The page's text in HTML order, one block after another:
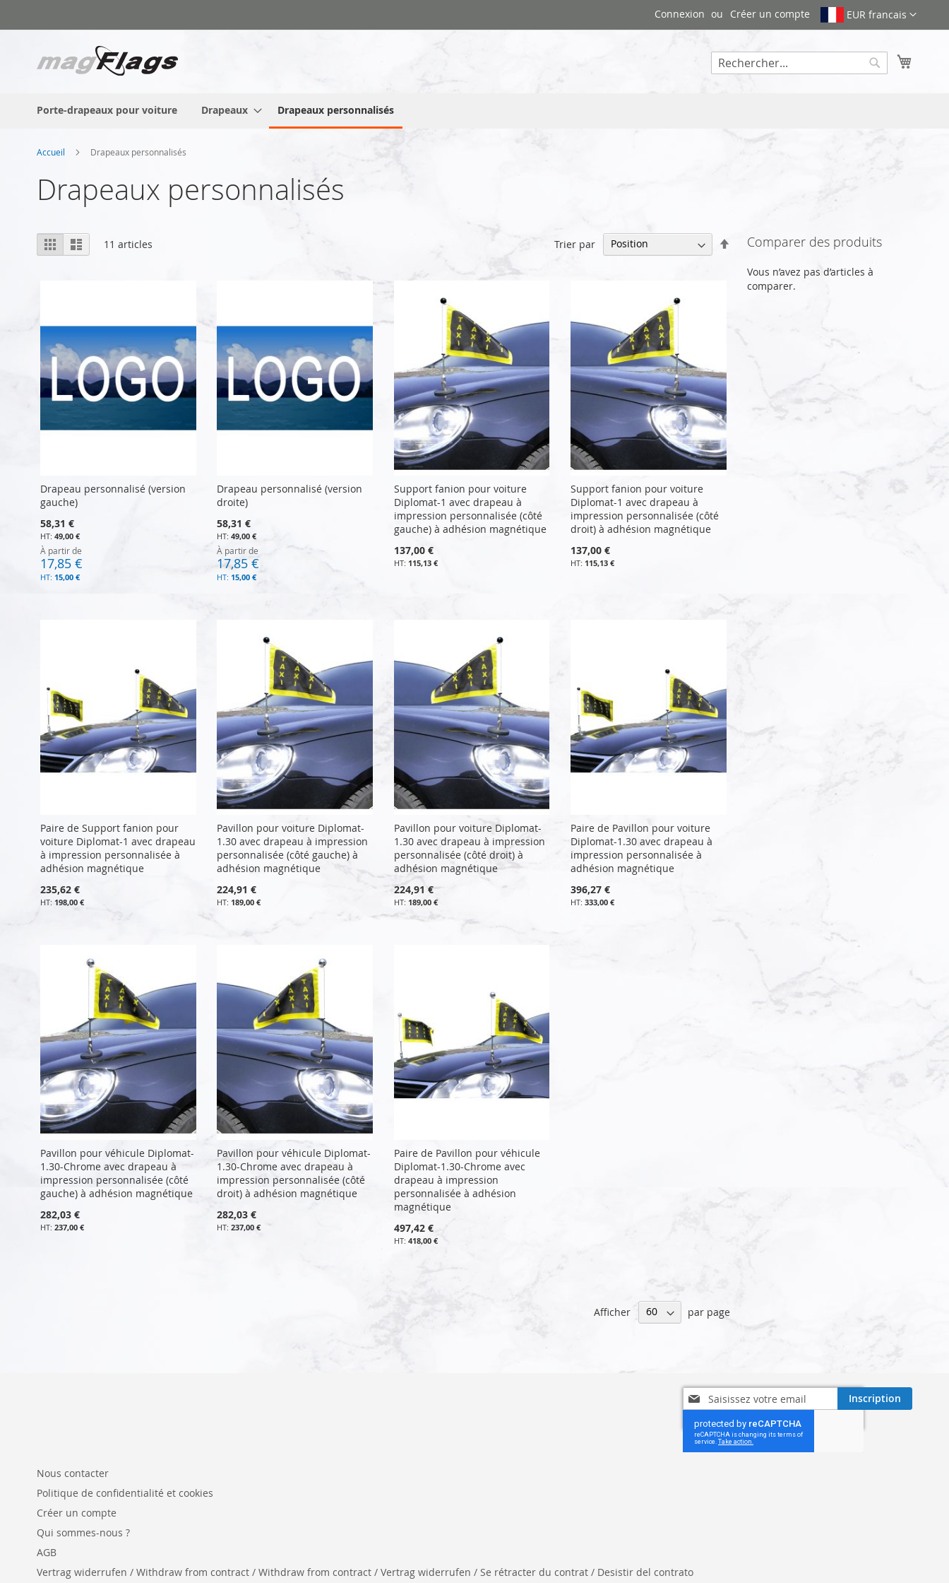
au
EUR francais
Connexion Créer un compte
Porte-drapeaux pour voiture Drapeaux Drapeaux personnalisés
Accueil Drapeaux personnalisés
Drapeaux personnalisés
Afficher
en
GrilleListe 11 articles Trier par
décroissant
Drapeau personnalisé (version
gauche)
58,31 €
49,00 €
À partir de
17,85 €
15,00 €
Drapeau personnalisé (version
droite)
58,31 €
49,00 €
À partir de
17,85 €
15,00 €
Support fanion pour voiture
Diplomat-1 avec drapeau à
impression personnalisée (côté
gauche) à adhésion magnétique
137,00 €
115,13 €
Support fanion pour voiture
Diplomat-1 avec drapeau à
impression personnalisée (côté
droit) à adhésion magnétique
137,00 €
115,13 €
Paire de Support fanion pour
voiture Diplomat-1 avec drapeau
à impression personnalisée à
adhésion magnétique
235,62 €
198,00 €
Pavillon pour voiture Diplomat-
1.30 avec drapeau à impression
personnalisée (côté gauche) à
adhésion magnétique
224,91 €
189,00 €
Pavillon pour voiture Diplomat-
1.30 avec drapeau à impression
personnalisée (côté droit) à
adhésion magnétique
224,91 €
189,00 €
Paire de Pavillon pour voiture
Diplomat-1.30 avec drapeau à
impression personnalisée à
adhésion magnétique
396,27 €
333,00 €
Pavillon pour véhicule Diplomat-
1.30-Chrome avec drapeau à
impression personnalisée (côté
gauche) à adhésion magnétique
282,03 €
237,00 €
Pavillon pour véhicule Diplomat-
1.30-Chrome avec drapeau à
impression personnalisée (côté
droit) à adhésion magnétique
282,03 €
237,00 €
Paire de Pavillon pour véhicule
Diplomat-1.30-Chrome avec
drapeau à impression
personnalisée à adhésion
magnétique
497,42 €
418,00 €
Afficher par page
Comparer des produits
Vous n’avez pas d’articles à
comparer.
Inscription
à
notre
lettre
d’information
Inscription
Nous contacter
Politique de confidentialité et cookies
Créer un compte
Qui sommes-nous ?
AGB
Vertrag widerrufen / Withdraw from contract / Withdraw from contract / Vertrag widerrufen / Se rétracter du contrat / Desistir del contrato